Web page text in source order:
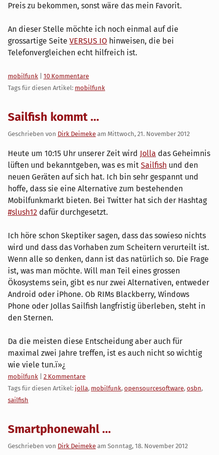
Preis zu bekommen, sonst wäre das mein Favorit.
An dieser Stelle möchte ich noch einmal auf die
grossartige Seite VERSUS IO hinweisen, die bei
Telefonvergleichen echt hilfreich ist.
Kategorien:
mobilfunk
10 Kommentare
Tags für diesen Artikel: mobilfunk
Sailfish kommt ...
Geschrieben von Dirk Deimeke am Mittwoch, 21. November 2012
Heute um 10:15 Uhr unserer Zeit wird Jolla das Geheimnis
lüften und bekanntgeben, was es mit Sailfish und den
neuen Geräten auf sich hat. Ich bin sehr gespannt und
hoffe, dass sie eine Alternative zum bestehenden
Mobilfunkmarkt bieten. Bei Twitter hat sich der Hashtag
#slush12 dafür durchgesetzt.
Ich höre schon Skeptiker sagen, dass das sowieso nichts
wird und dass das Vorhaben zum Scheitern verurteilt ist.
Wenn alle so denken, dann ist das natürlich so. Die Frage
ist, was man möchte. Will man Teil eines grossen
Ökosystems sein, gibt es nur zwei Alternativen, entweder
Android oder iPhone. Ob RIMs Blackberry, Windows
Phone oder Jollas Sailfish langfristig überleben, steht in
den Sternen.
Da die meisten diese Entscheidung aber auch für
maximal zwei Jahre treffen, ist es auch nicht so wichtig
wie viele tun.ï»¿
Kategorien:
mobilfunk
2 Kommentare
Tags für diesen Artikel: jolla, mobilfunk, opensourcesoftware, osbn,
sailfish
Smartphonewahl ...
Geschrieben von Dirk Deimeke am Sonntag, 18. November 2012